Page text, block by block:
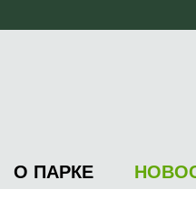
О ПАРКЕ